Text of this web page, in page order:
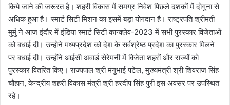
किये जाने की जरूरत है। शहरी विकास में समग्र निवेश पिछले दशकों में दोगुना से
अधिक हुआ है। स्मार्ट सिटी मिशन का इसमें बड़ा योगदान है। राष्ट्रपति श्रीमती
मुर्मु ने आज इंदौर में इंडिया स्मार्ट सिटी कान्क्लेव-2023 में सभी पुरस्कार विजेताओं
को बधाई दी। उन्होने मध्यप्रदेश को देश के सर्वश्रेष्ठ प्रदेश का पुरस्कार मिलने
पर बधाई दी। उन्होंने आईसी अवार्ड सेरेमनी में विजेता शहरों और राज्यों को
पुरस्कार वितरित किए। राज्यपाल श्री मंगुभाई पटेल, मुख्यमंत्री श्री शिवराज सिंह
चौहान, केन्द्रीय शहरी विकास मंत्री श्री हरदीप सिंह पुरी इस अवसर पर उपस्थित
रहे।